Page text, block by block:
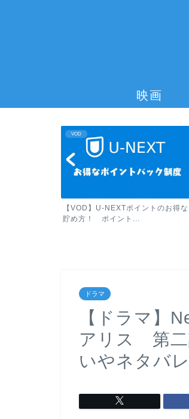
映画
VOD
【VOD】U-NEXTポイントのお得な
貯め方！ ポイント...
ドラマ
【ドラマ】
アリス 第二
いやネタバ